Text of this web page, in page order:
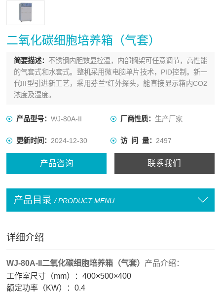
二氧化碳细胞培养箱（气套）
简要描述： 不锈钢内胆数显控温，内部搁架可任意调节，高性能
的气套式和水套式。整机采用微电脑单片技术，PID控制。新一
代III型引进新工艺，采用芬兰*红外探头，能直接显示箱内CO2
浓度及湿度。
产品型号：WJ-80A-II 厂商性质： 生产厂家
更新时间：2024-12-30 访 问 量： 2497
产品咨询 联系我们
产品目录 / PRODUCT MENU
详细介绍
WJ-80A-II二氧化碳细胞培养箱（气套） 产品介绍：
工作室尺寸（mm）：400×500×400
额定功率（KW）：0.4